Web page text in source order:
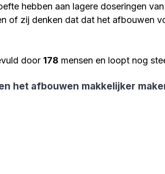
zelf...
hebben aan lagere doseringen
of zij denken dat dat het afbouwen
door 178 mensen en loopt nog
het afbouwen makkelijker